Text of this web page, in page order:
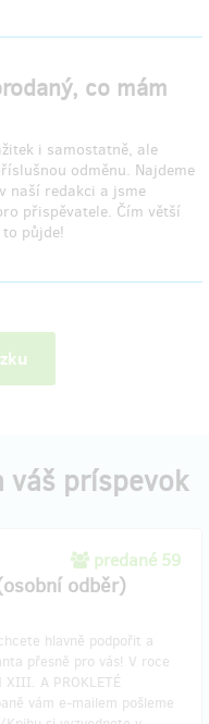
co mám
i samostatně, ale
odměnu. Najdeme
naší redakci a jsme
přispěvatele. Čím větší
půjde!
váš príspevok
predané 59
odběr)
hlavně podpořit a
přesně pro vás! V roce
A PROKLETÉ
vám e-mailem pošleme